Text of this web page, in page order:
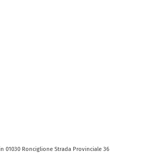
01030 Ronciglione Strada Provinciale 36